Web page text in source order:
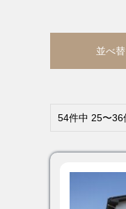
並べ
54件中 25〜36